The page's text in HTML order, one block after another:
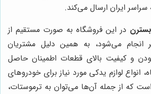
ایران ارسال می‌کند.
در این فروشگاه به صورت مستقیم از
انجام می‌شود، به همین دلیل مشتریان
و کیفیت بالای قطعات اطمینان حاصل
انواع لوازم یدکی مورد نیاز برای خودروهای
که از جمله آن‌ها می‌توان به ترموستات،